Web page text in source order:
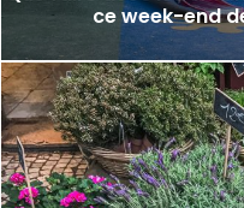
ce week-end